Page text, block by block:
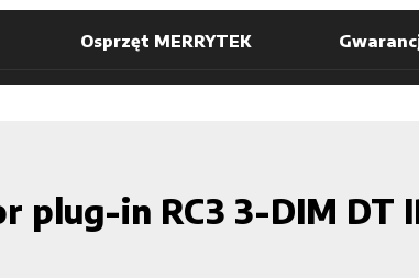
Osprzęt MERRYTEK
plug-in RC3 3-DIM DT